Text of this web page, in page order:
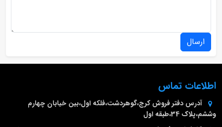
ارسال
اطلاعات تماس
آدرس دفتر فروش کرج،گوهردشت،فلکه اول،بین خیابان چهارم
وششم،پلاک 34،طبقه اول